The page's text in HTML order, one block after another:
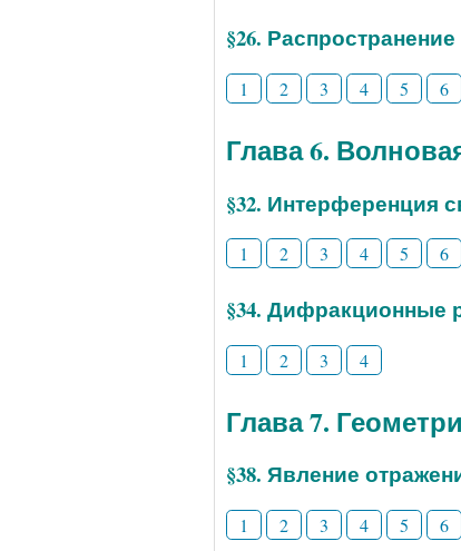
§26.
1 2 3 4 5 6
Глава 6.
§32. Интерференция
1 2 3 4 5 6
§34. Дифракционные
1 2 3 4
Глава 7.
§38. Явление
1 2 3 4 5 6